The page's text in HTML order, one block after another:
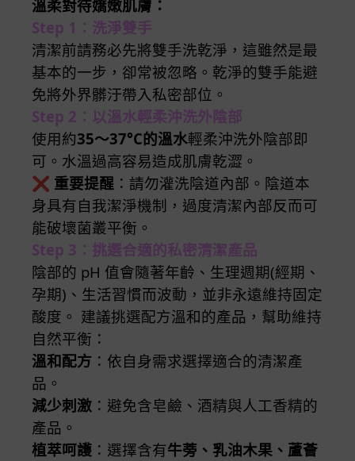
溫柔對待嬌嫩肌膚：
Step 1：洗淨雙手
清潔前請務必先將雙手洗乾淨，這雖然是最
基本的一步，卻常被忽略。乾淨的雙手能避
免將外界髒汙帶入私密部位。
Step 2：以溫水輕柔沖洗外陰部
使用約35～37°C的溫水輕柔沖洗外陰部即
可。水溫過高容易造成肌膚乾澀。
❌ 重要提醒 ：請勿灌洗陰道內部。陰道本
身具有自我潔淨機制，過度清潔內部反而可
能破壞菌叢平衡。
Step 3：挑選合適的私密清潔產品
陰部的 pH 值會隨著年齡、生理週期(經期、
孕期)、生活習慣而波動，並非永遠維持固定
酸度。 建議挑選配方溫和的產品，幫助維持
自然平衡：
溫和配方 ：依自身需求選擇適合的清潔產
品。
減少刺激 ：避免含皂鹼、酒精與人工香精的
產品。
植萃呵護 ：選擇含有牛蒡、乳油木果、蘆薈